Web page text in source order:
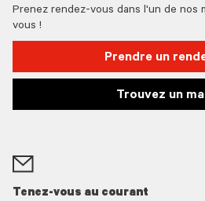
Prenez rendez-vous dans l'un de nos
vous !
Prendre un
Trouvez un
Tenez-vous au courant